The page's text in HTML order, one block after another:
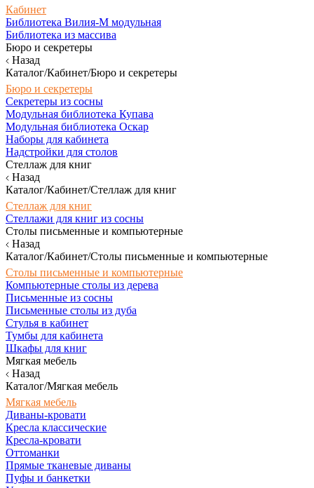
Кабинет
Библиотека Вилия-М модульная
Библиотека из массива
Бюро и секретеры
Назад
Каталог/Кабинет/Бюро и секретеры
Бюро и секретеры
Секретеры из сосны
Модульная библиотека Купава
Модульная библиотека Оскар
Наборы для кабинета
Надстройки для столов
Стеллаж для книг
Назад
Каталог/Кабинет/Стеллаж для книг
Стеллаж для книг
Стеллажи для книг из сосны
Столы письменные и компьютерные
Назад
Каталог/Кабинет/Столы письменные и компьютерные
Столы письменные и компьютерные
Компьютерные столы из дерева
Письменные из сосны
Письменные столы из дуба
Стулья в кабинет
Тумбы для кабинета
Шкафы для книг
Мягкая мебель
Назад
Каталог/Мягкая мебель
Мягкая мебель
Диваны-кровати
Кресла классические
Кресла-кровати
Оттоманки
Прямые тканевые диваны
Пуфы и банкетки